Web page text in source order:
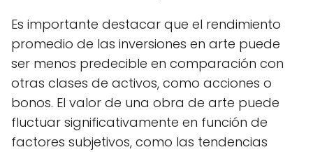
Es importante destacar que el rendimiento
promedio de las inversiones en arte puede
ser menos predecible en comparación con
otras clases de activos, como acciones o
bonos. El valor de una obra de arte puede
fluctuar significativamente en función de
factores subjetivos, como las tendencias